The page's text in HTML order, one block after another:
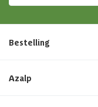
Bestelling
Azalp